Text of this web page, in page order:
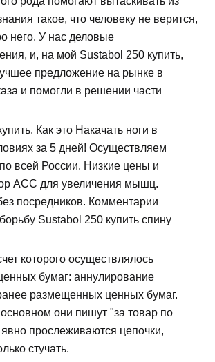
такое, что человеку не верится,
него. У нас деловые
и, на мой Sustabol 250 купить,
предложение на рынке в
и помогли в решении части
Как это Накачать ноги в
за 5 дней! Осуществляем
всей России. Низкие цены и
ACC для увеличения мышц.
посредников. Комментарии
Sustabol 250 купить спину
которого осуществлялось
бумаг: аннулирование
размещенных ценных бумаг.
они пишут "за товар по
прослеживаются цепочки,
стучать.